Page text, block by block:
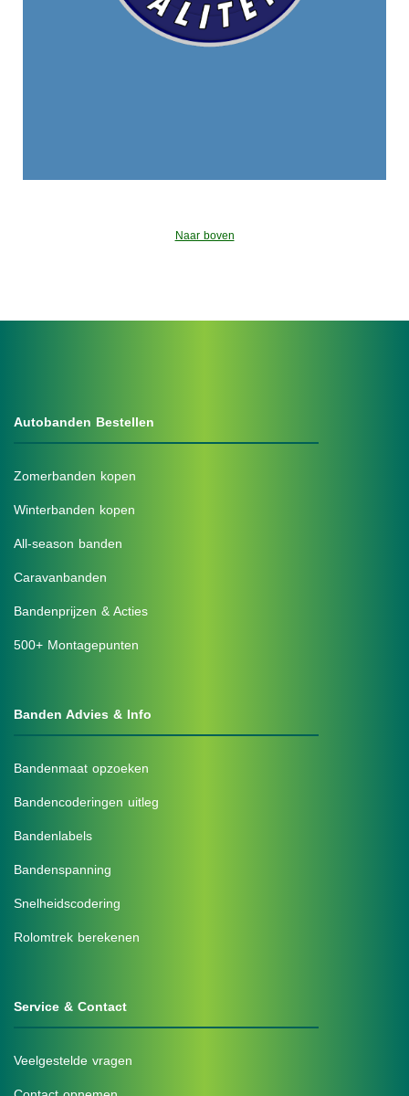
Naar boven
Autobanden Bestellen
Zomerbanden kopen
Winterbanden kopen
All-season banden
Caravanbanden
Bandenprijzen & Acties
500+ Montagepunten
Banden Advies & Info
Bandenmaat opzoeken
Bandencoderingen uitleg
Bandenlabels
Bandenspanning
Snelheidscodering
Rolomtrek berekenen
Service & Contact
Veelgestelde vragen